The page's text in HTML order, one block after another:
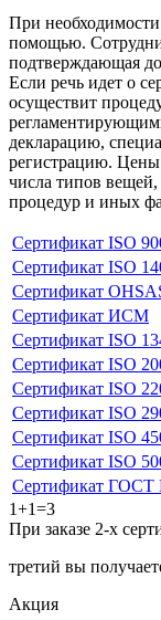
При необходимости
помощью.
подтверждающая
Если речь идет о
осуществит
декларацию,
регистрацию. Цены
числа типов
процедур и иных
Сертификат ISO
Сертификат ISO
Сертификат
Сертификат ИСМ
Сертификат ISO
Сертификат ISO
Сертификат ISO
Сертификат ISO
Сертификат ISO
Сертификат ISO
Сертификат ГОСТ
1+1=3
При заказе 2-х
третий вы
Акция